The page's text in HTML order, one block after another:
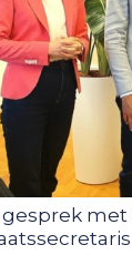
gesprek